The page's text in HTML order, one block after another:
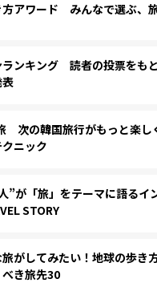
アワード みんなで選ぶ、旅
ランキング 読者の投票をも
次の韓国旅行がもっと楽し
ニック
”が「旅」をテーマに語るイ
STORY
がしてみたい！地球の歩き
き旅先30